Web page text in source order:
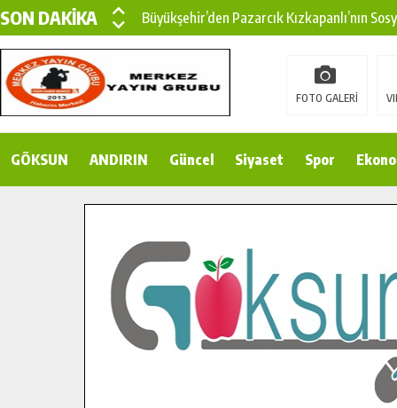
SON DAKİKA
Büyükşehir’den Pazarcık Kızkapanlı’nın
Büyükşehir’den Pazarcık Kırsalına Modern
Çin’den KSÜ’ye Uluslararası Başarı:
Gençler Pusula Maraş Kampında Yeni
İlçe Jandarma Komutanı Karakaya’dan
Bertiz’in Yeni Köprüsünde Sona Doğru.
FOTO GALERİ
GÖKSUN ANDIRIN Güncel Siyaset Spor